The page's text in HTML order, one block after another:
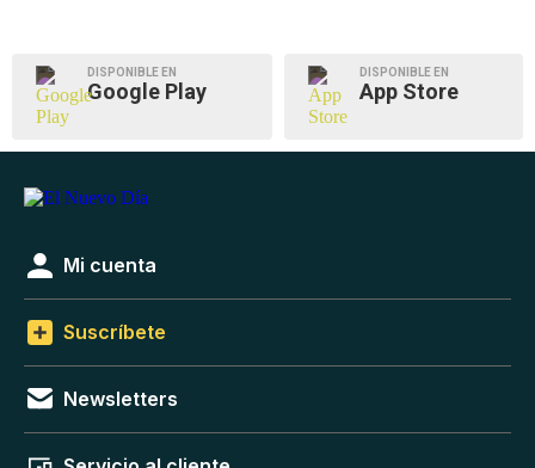
DISPONIBLE EN
Google Play
DISPONIBLE EN
App Store
Mi cuenta
Suscríbete
Newsletters